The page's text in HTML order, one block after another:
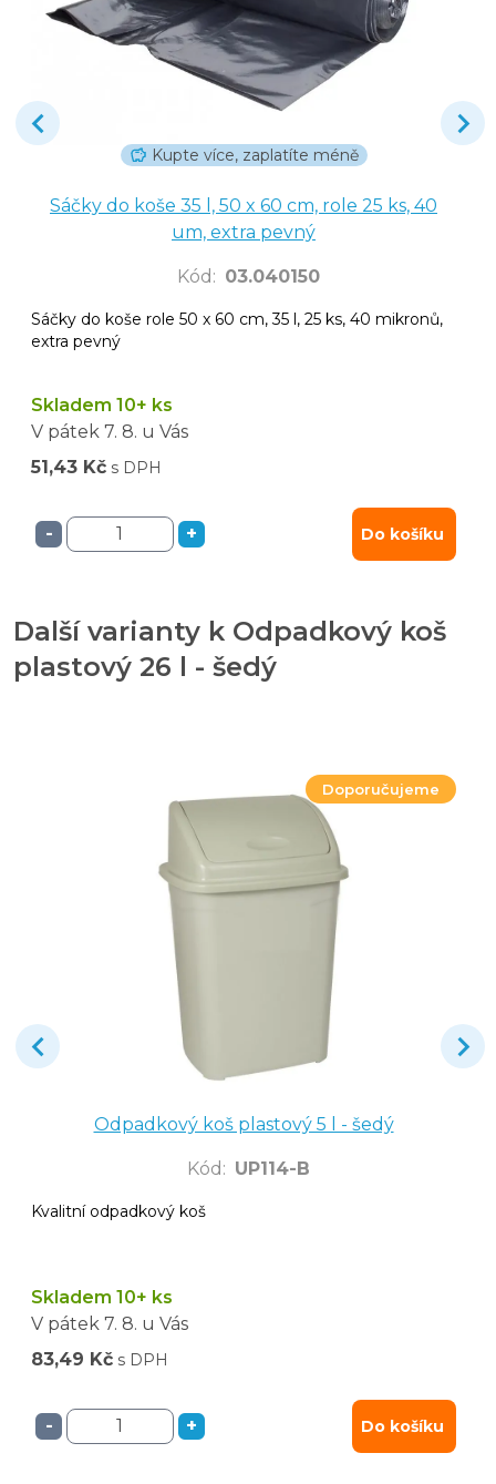
Kupte více, zaplatíte méně
Sáčky do koše 35 l, 50 x 60 cm, role 25 ks, 40
um, extra pevný
Kód : 03.040150
Sáčky do koše role 50 x 60 cm, 35 l, 25 ks, 40 mikronů,
extra pevný
Skladem 10+ ks
V pátek 7. 8. u Vás
51,43 Kč s DPH
- + Do košíku
Další varianty k Odpadkový koš
plastový 26 l - šedý
Doporučujeme
Odpadkový koš plastový 5 l - šedý
Kód : UP114-B
Kvalitní odpadkový koš
Skladem 10+ ks
V pátek 7. 8. u Vás
83,49 Kč s DPH
- + Do košíku